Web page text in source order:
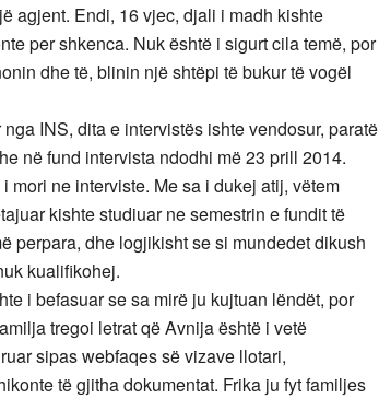
agjent. Endi, 16 vjec, djali i madh kishte
per shkenca. Nuk është i sigurt cila temë, por
dhe të, blinin një shtëpi të bukur të vogël
INS, dita e intervistës ishte vendosur, paratë
në fund intervista ndodhi më 23 prill 2014.
ne interviste. Me sa i dukej atij, vëtem
kishte studiuar ne semestrin e fundit të
perpara, dhe logjikisht se si mundedet dikush
kualifikohej.
i befasuar se sa mirë ju kujtuan lëndët, por
tregoi letrat që Avnija është i vetë
sipas webfaqes së vizave llotari,
të gjitha dokumentat. Frika ju fyt familjes